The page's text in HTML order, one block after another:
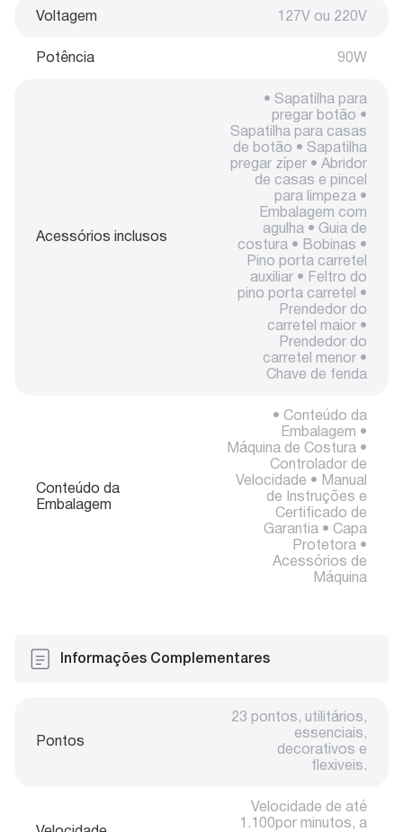
Voltagem 127V ou 220V
Potência 90W
Acessórios inclusos
• Sapatilha para
pregar botão •
Sapatilha para casas
de botão • Sapatilha
pregar zíper • Abridor
de casas e pincel
para limpeza •
Embalagem com
agulha • Guia de
costura • Bobinas •
Pino porta carretel
auxiliar • Feltro do
pino porta carretel •
Prendedor do
carretel maior •
Prendedor do
carretel menor •
Chave de fenda
Conteúdo da
Embalagem
• Conteúdo da
Embalagem •
Máquina de Costura •
Controlador de
Velocidade • Manual
de Instruções e
Certificado de
Garantia • Capa
Protetora •
Acessórios de
Máquina
Informações Complementares
Pontos
23 pontos, utilitários,
essenciais,
decorativos e
flexiveis.
Velocidade de até
1.100por minutos, a